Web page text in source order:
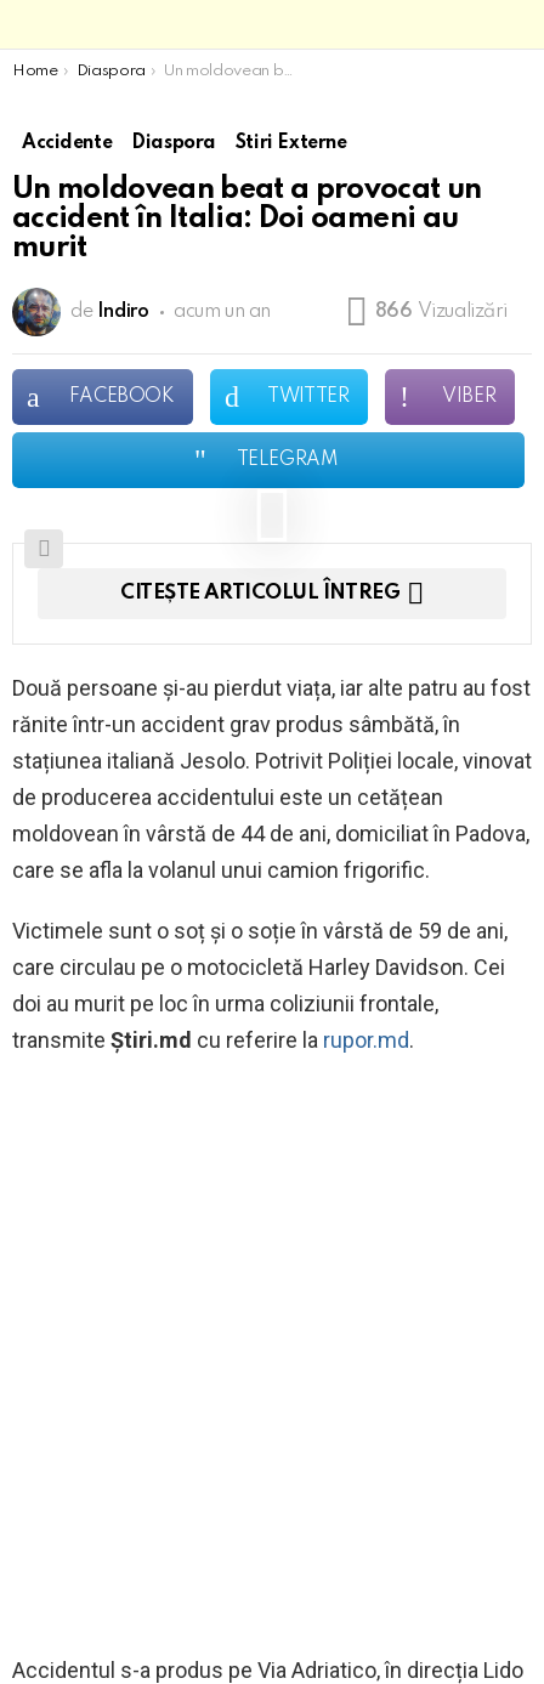
You are here:
Home Diaspora Un moldovean beat a provocat un accident în Italia: Doi oameni au murit
Accidente Diaspora Stiri Externe
Un moldovean beat a provocat un
accident în Italia: Doi oameni au
murit
de Indiro acum un an 866 Vizualizări
FACEBOOK TWITTER VIBER
TELEGRAM
CITEȘTE ARTICOLUL ÎNTREG
Două persoane și-au pierdut viața, iar alte patru au fost
rănite într-un accident grav produs sâmbătă, în
stațiunea italiană Jesolo. Potrivit Poliției locale, vinovat
de producerea accidentului este un cetățean
moldovean în vârstă de 44 de ani, domiciliat în Padova,
care se afla la volanul unui camion frigorific.
Victimele sunt o soț și o soție în vârstă de 59 de ani,
care circulau pe o motocicletă Harley Davidson. Cei
doi au murit pe loc în urma coliziunii frontale,
transmite Știri.md cu referire la rupor.md.
Accidentul s-a produs pe Via Adriatico, în direcția Lido